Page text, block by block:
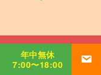
年中無休
7:00〜18:00